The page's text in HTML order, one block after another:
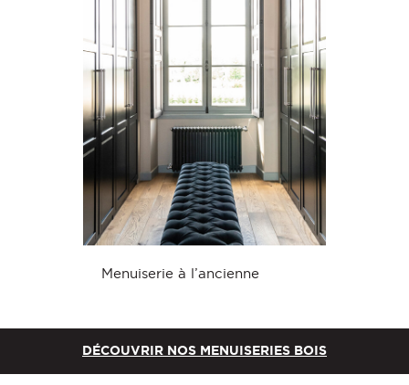
Menuiserie à l’ancienne
DÉCOUVRIR NOS MENUISERIES BOIS